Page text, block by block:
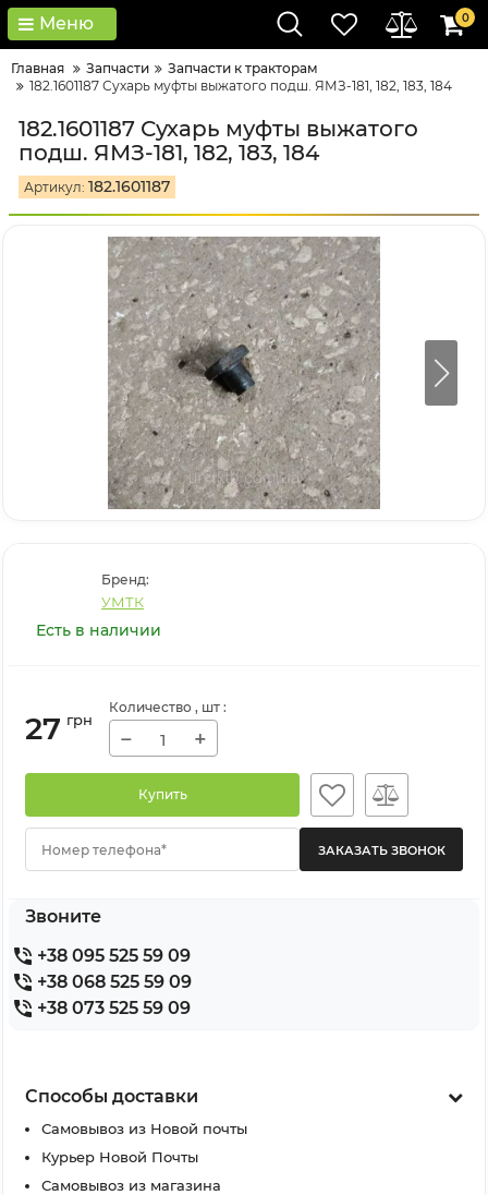
Меню 0
Главная Запчасти
Запчасти к тракторам
182.1601187 Сухарь муфты выжатого подш. ЯМЗ-181, 182, 183, 184
182.1601187 Сухарь муфты выжатого
подш. ЯМЗ-181, 182, 183, 184
Артикул: 182.1601187
Бренд:
УМТК
Есть в наличии
27 грн
Количество , шт :
− +
Купить
Номер телефона*
Звоните
+38 095 525 59 09
+38 068 525 59 09
+38 073 525 59 09
Способы доставки
Самовывоз из Новой почты
Курьер Новой Почты
Самовывоз из магазина